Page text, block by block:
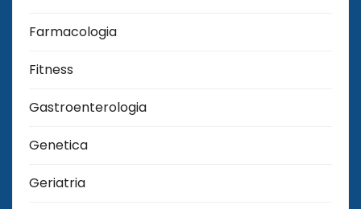
Farmacologia
Fitness
Gastroenterologia
Genetica
Geriatria